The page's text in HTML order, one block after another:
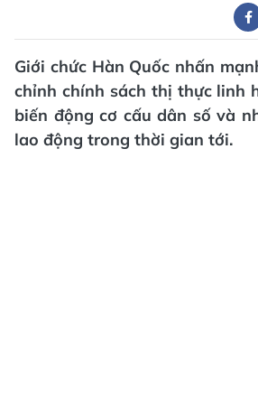
Giới chức Hàn Quốc nhấn
chỉnh chính sách thị thực linh
biến động cơ cấu dân số và
lao động trong thời gian tới.